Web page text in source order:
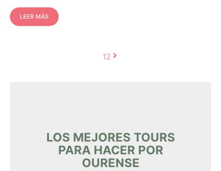
LEER MÁS
12
LOS MEJORES TOURS
PARA HACER POR
OURENSE